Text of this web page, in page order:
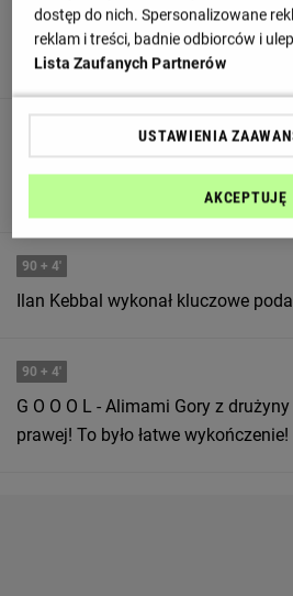
Po ściągnięciu koszulki sędzia jest
żółta kartkę, otrzymuje ją Alimami
końcowych minutach meczu!
90 + 4'
Ilan Kebbal wykonał kluczowe
90 + 4'
G O O O L - Alimami Gory z
prawej! To było łatwe wykończenie!
dostęp do nich. Spersonalizowane
reklam i treści, badnie
Lista Zaufanych Partnerów
USTAWIENIA
AKCEPTUJĘ